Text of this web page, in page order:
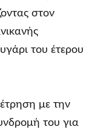
στον
του έτερου
με την
του για